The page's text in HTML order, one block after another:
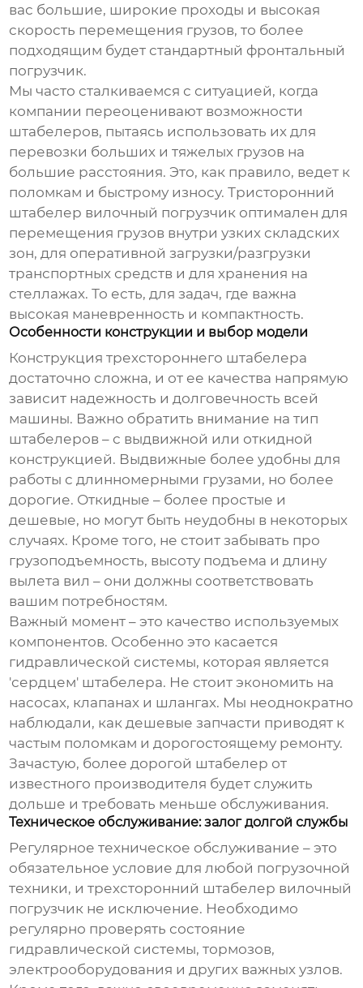
вас большие, широкие проходы и высокая
скорость перемещения грузов, то более
подходящим будет стандартный фронтальный
погрузчик.
Мы часто сталкиваемся с ситуацией, когда
компании переоценивают возможности
штабелеров, пытаясь использовать их для
перевозки больших и тяжелых грузов на
большие расстояния. Это, как правило, ведет к
поломкам и быстрому износу.Тристоронний
штабелер вилочный погрузчик оптимален для
перемещения грузов внутри узких складских
зон, для оперативной загрузки/разгрузки
транспортных средств и для хранения на
стеллажах. То есть, для задач, где важна
высокая маневренность и компактность.
Особенности конструкции и выбор модели
Конструкция трехстороннего штабелера
достаточно сложна, и от ее качества напрямую
зависит надежность и долговечность всей
машины. Важно обратить внимание на тип
штабелеров – с выдвижной или откидной
конструкцией. Выдвижные более удобны для
работы с длинномерными грузами, но более
дорогие. Откидные – более простые и
дешевые, но могут быть неудобны в некоторых
случаях. Кроме того, не стоит забывать про
грузоподъемность, высоту подъема и длину
вылета вил – они должны соответствовать
вашим потребностям.
Важный момент – это качество используемых
компонентов. Особенно это касается
гидравлической системы, которая является
'сердцем' штабелера. Не стоит экономить на
насосах, клапанах и шлангах. Мы неоднократно
наблюдали, как дешевые запчасти приводят к
частым поломкам и дорогостоящему ремонту.
Зачастую, более дорогой штабелер от
известного производителя будет служить
дольше и требовать меньше обслуживания.
Техническое обслуживание: залог долгой службы
Регулярное техническое обслуживание – это
обязательное условие для любой погрузочной
техники, итрехсторонний штабелер вилочный
погрузчик не исключение. Необходимо
регулярно проверять состояние
гидравлической системы, тормозов,
электрооборудования и других важных узлов.